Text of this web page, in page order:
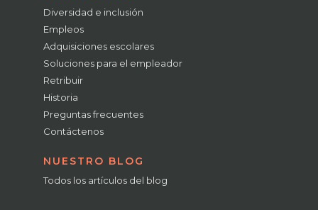
Diversidad e inclusión
Empleos
Adquisiciones escolares
Soluciones para el empleador
Retribuir
Historia
Preguntas frecuentes
Contáctenos
NUESTRO BLOG
Todos los artículos del blog